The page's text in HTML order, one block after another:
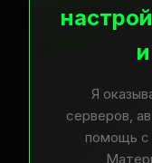
Я
серверов,
помощь с